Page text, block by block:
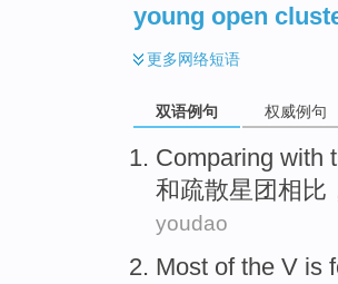
young open
更多网络短语
双语例句 权威例句
Comparing with
和疏散星团相比
youdao
Most of the V is